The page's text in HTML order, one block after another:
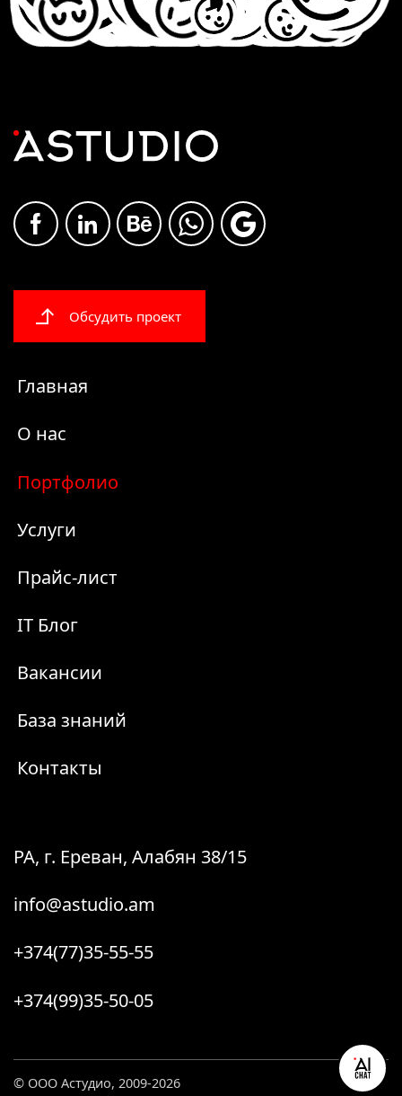
Обсудить проект
Главная
О нас
Портфолио
Услуги
Прайс-лист
IT Блог
Вакансии
База знаний
Контакты
РА, г. Ереван, Алабян 38/15
info@astudio.am
+374(77)35-55-55
+374(99)35-50-05
© ООО Астудио, 2009-2026